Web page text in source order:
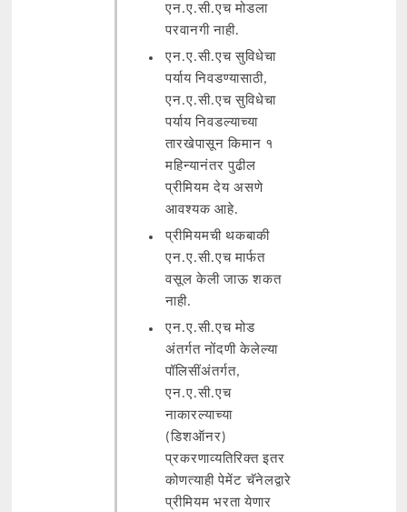
एन.ए.सी.एच मोडला
परवानगी नाही.
एन.ए.सी.एच सुविधेचा
पर्याय निवडण्यासाठी,
एन.ए.सी.एच सुविधेचा
पर्याय निवडल्याच्या
तारखेपासून किमान १
महिन्यानंतर पुढील
प्रीमियम देय असणे
आवश्यक आहे.
प्रीमियमची थकबाकी
एन.ए.सी.एच मार्फत
वसूल केली जाऊ शकत
नाही.
एन.ए.सी.एच मोड
अंतर्गत नोंदणी केलेल्या
पॉलिसींअंतर्गत,
एन.ए.सी.एच
नाकारल्याच्या
(डिशऑनर)
प्रकरणाव्यतिरिक्त इतर
कोणत्याही पेमेंट चॅनेलद्वारे
प्रीमियम भरता येणार